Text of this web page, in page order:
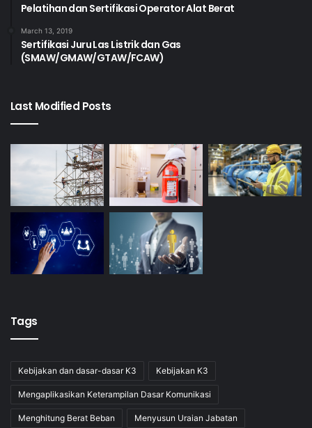
Pelatihan dan Sertifikasi Operator Alat Berat
March 13, 2019
Sertifikasi Juru Las Listrik dan Gas
(SMAW/GMAW/GTAW/FCAW)
Last Modified Posts
Tags
Kebijakan dan dasar-dasar K3 Kebijakan K3
Mengaplikasikan Keterampilan Dasar Komunikasi
Menghitung Berat Beban Menyusun Uraian Jabatan